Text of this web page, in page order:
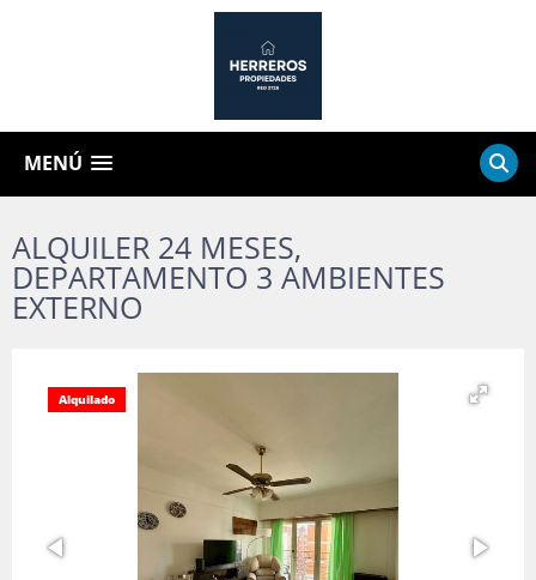
MENÚ
ALQUILER 24 MESES,
DEPARTAMENTO 3 AMBIENTES
EXTERNO
Alquilado